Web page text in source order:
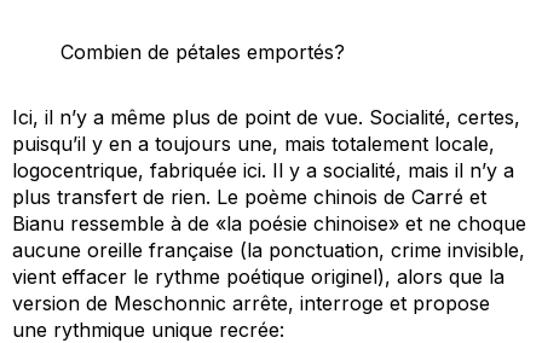
Combien de pétales emportés?
Ici, il n’y a même plus de point de vue. Socialité, certes,
puisqu’il y en a toujours une, mais totalement locale,
logocentrique, fabriquée ici. Il y a socialité, mais il n’y a
plus transfert de rien. Le poème chinois de Carré et
Bianu ressemble à de «la poésie chinoise» et ne choque
aucune oreille française (la ponctuation, crime invisible,
vient effacer le rythme poétique originel), alors que la
version de Meschonnic arrête, interroge et propose
une rythmique unique recrée: